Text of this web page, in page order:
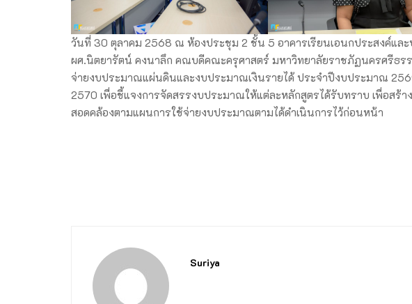
วันที่ 30 ตุลาคม 2568 ณ ห้องประชุม 2 ชั้น 5 อาคารเรียนเอนกประสงค์และ
ผศ.นิตยารัตน์ คงนาลึก คณบดีคณะครุศาสตร์ มหาวิทยาลัยราชภัฏนครศรีธร
จ่ายงบประมาณแผ่นดินและงบประมาณเงินรายได้ ประจำปีงบประมาณ
2570 เพื่อชี้แจงการจัดสรรงบประมาณให้แต่ละหลักสูตรได้รับทราบ เพื่อสร้า
สอดคล้องตามแผนการใช้จ่ายงบประมาณตามได้ดำเนินการไว้ก่อนหน้า
Suriya